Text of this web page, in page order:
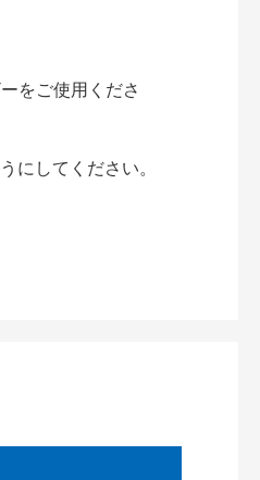
をご使用くださ
にしてください。